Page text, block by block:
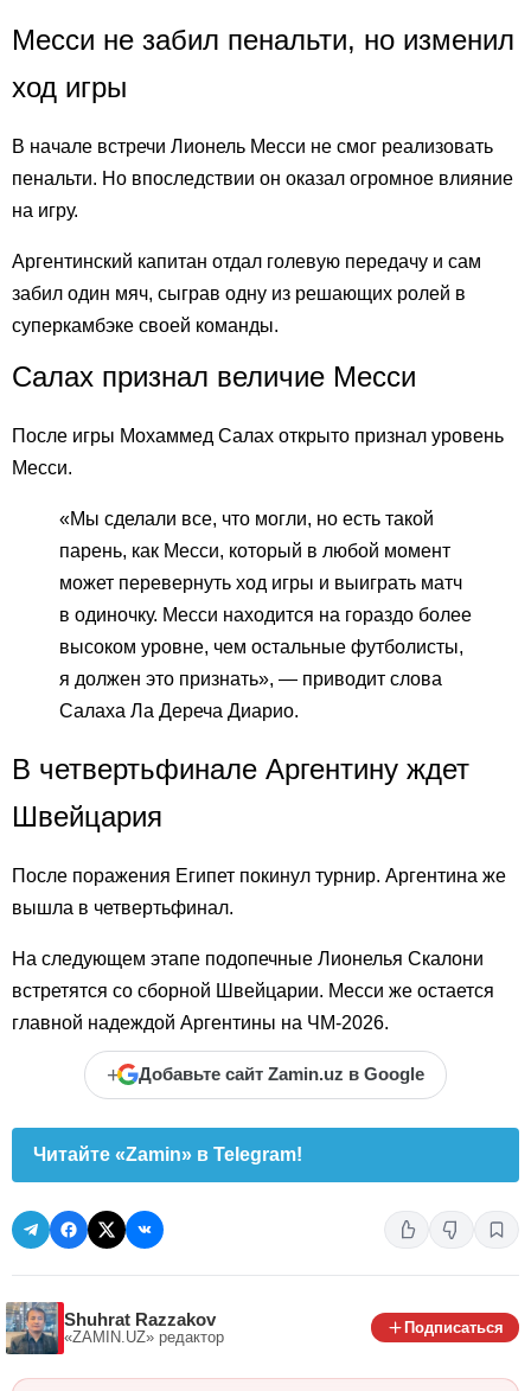
Месси не забил пенальти, но изменил
ход игры
В начале встречи Лионель Месси не смог реализовать
пенальти. Но впоследствии он оказал огромное влияние
на игру.
Аргентинский капитан отдал голевую передачу и сам
забил один мяч, сыграв одну из решающих ролей в
суперкамбэке своей команды.
Салах признал величие Месси
После игры Мохаммед Салах открыто признал уровень
Месси.
«Мы сделали все, что могли, но есть такой
парень, как Месси, который в любой момент
может перевернуть ход игры и выиграть матч
в одиночку. Месси находится на гораздо более
высоком уровне, чем остальные футболисты,
я должен это признать», — приводит слова
Салаха Ла Дереча Диарио.
В четвертьфинале Аргентину ждет
Швейцария
После поражения Египет покинул турнир. Аргентина же
вышла в четвертьфинал.
На следующем этапе подопечные Лионелья Скалони
встретятся со сборной Швейцарии. Месси же остается
главной надеждой Аргентины на ЧМ-2026.
+ Добавьте сайт Zamin.uz в Google
Читайте «Zamin» в Telegram!
Shuhrat Razzakov
«ZAMIN.UZ» редактор
Подписаться